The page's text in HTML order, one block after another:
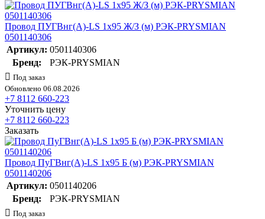
Провод ПУГВнг(А)-LS 1х95 Ж/З (м) РЭК-PRYSMIAN
0501140306
Артикул: 0501140306
Бренд:
РЭК-PRYSMIAN
Под заказ
Обновлено 06.08.2026
+7 8112 660-223
Уточнить цену
+7 8112 660-223
Заказать
Провод ПуГВнг(А)-LS 1х95 Б (м) РЭК-PRYSMIAN
0501140206
Артикул: 0501140206
Бренд:
РЭК-PRYSMIAN
Под заказ